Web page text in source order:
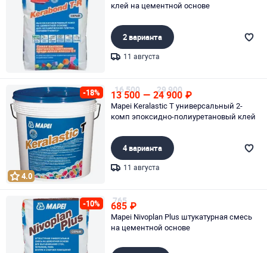
клей на цементной основе
2 варианта
11 августа
-18%
4.0
16 500
13 500 — 29 900
24 900 ₽
Mapei Keralastic T универсальный 2-
комп эпоксидно-полиуретановый клей
4 варианта
11 августа
-10% 765
685 ₽
Mapei Nivoplan Plus штукатурная смесь
на цементной основе